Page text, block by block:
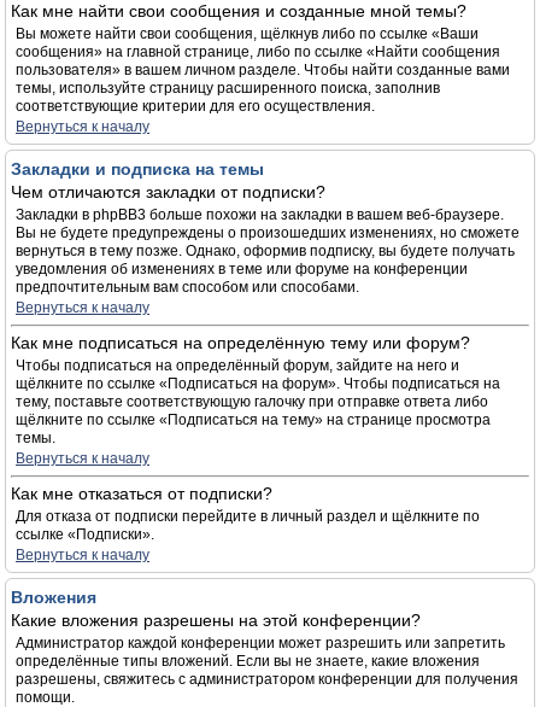
Как мне найти свои сообщения и созданные мной темы?
Вы можете найти свои сообщения, щёлкнув либо по ссылке «Ваши
сообщения» на главной странице, либо по ссылке «Найти сообщения
пользователя» в вашем личном разделе. Чтобы найти созданные вами
темы, используйте страницу расширенного поиска, заполнив
соответствующие критерии для его осуществления.
Вернуться к началу
Закладки и подписка на темы
Чем отличаются закладки от подписки?
Закладки в phpBB3 больше похожи на закладки в вашем веб-браузере.
Вы не будете предупреждены о произошедших изменениях, но сможете
вернуться в тему позже. Однако, оформив подписку, вы будете получать
уведомления об изменениях в теме или форуме на конференции
предпочтительным вам способом или способами.
Вернуться к началу
Как мне подписаться на определённую тему или форум?
Чтобы подписаться на определённый форум, зайдите на него и
щёлкните по ссылке «Подписаться на форум». Чтобы подписаться на
тему, поставьте соответствующую галочку при отправке ответа либо
щёлкните по ссылке «Подписаться на тему» на странице просмотра
темы.
Вернуться к началу
Как мне отказаться от подписки?
Для отказа от подписки перейдите в личный раздел и щёлкните по
ссылке «Подписки».
Вернуться к началу
Вложения
Какие вложения разрешены на этой конференции?
Администратор каждой конференции может разрешить или запретить
определённые типы вложений. Если вы не знаете, какие вложения
разрешены, свяжитесь с администратором конференции для получения
помощи.